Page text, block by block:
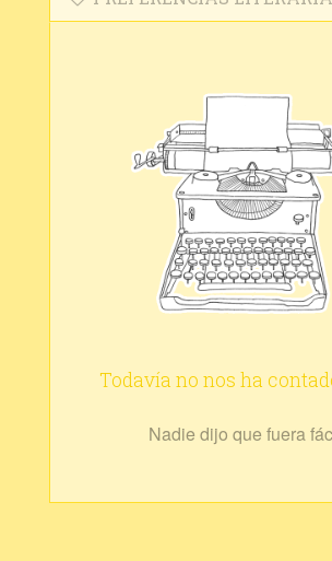
Todavía no nos ha
Nadie dijo que fuera